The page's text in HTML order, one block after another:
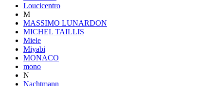
Loucicentro
M
MASSIMO LUNARDON
MICHEL TAILLIS
Miele
Miyabi
MONACO
mono
N
Nachtmann